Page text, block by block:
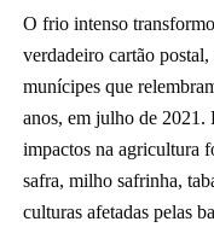
O frio intenso
verdadeiro cartão
munícipes que
anos, em julho de 2021.
impactos na agricultura
safra, milho safrinha,
culturas afetadas pelas